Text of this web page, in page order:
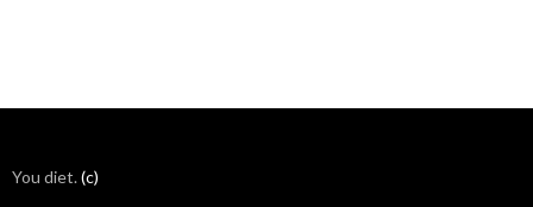
You diet.(c)